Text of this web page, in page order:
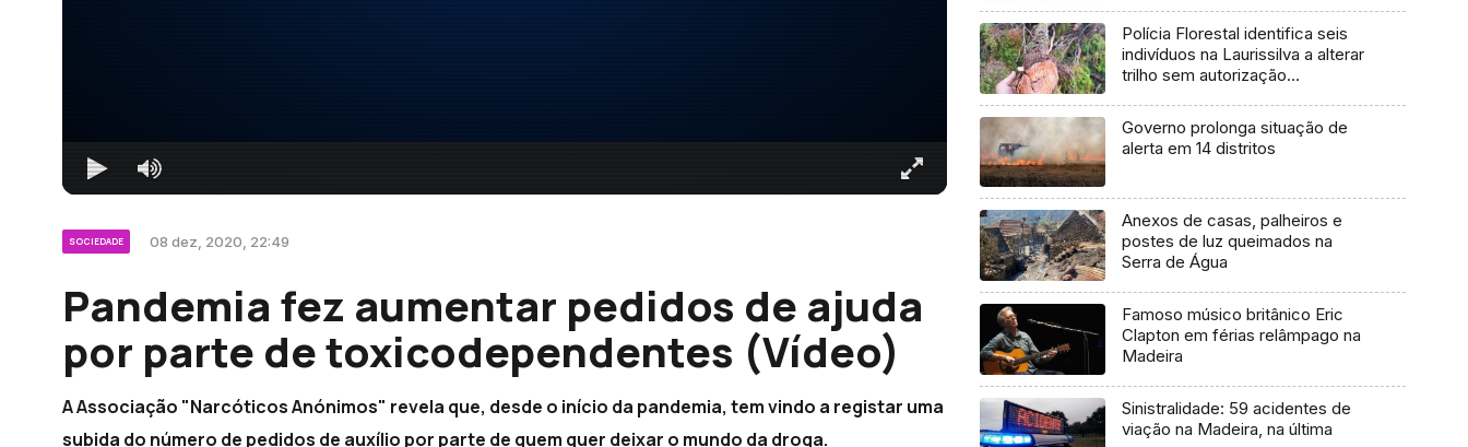
SOCIEDADE 08 dez, 2020, 22:49
Pandemia fez aumentar pedidos de ajuda
por parte de toxicodependentes (Vídeo)
A Associação "Narcóticos Anónimos" revela que, desde o início da pandemia, tem vindo a registar uma
subida do número de pedidos de auxílio por parte de quem quer deixar o mundo da droga.
Polícia Florestal identifica seis
indivíduos na Laurissilva a alterar
trilho sem autorização
Governo prolonga situação de
alerta em 14 distritos
Anexos de casas, palheiros e
postes de luz queimados na
Serra de Água
Famoso músico britânico Eric
Clapton em férias relâmpago na
Madeira
Sinistralidade: 59 acidentes de
viação na Madeira, na última